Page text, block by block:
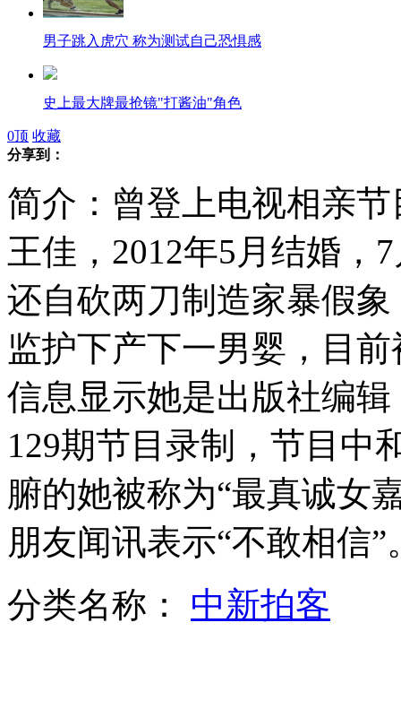
男子跳入虎穴 称为测试自己恐惧感
史上最大牌最抢镜"打酱油"角色
凯特王妃首幅宫廷画像惹争议
揭阳市借孤儿应付检查:不负责任
网友自创大雾版<北京北京>爆红
山西运城恶犬咬伤多人 警民合力深夜将其击毙
女孩北京地铁殴打老人 痛下狠手拳打脚踢
0顶 收藏
分享到：
简介：曾登上电视相亲
王佳，2012年5月结婚，
还自砍两刀制造家暴假
监护下产下一男婴，目
信息显示她是出版社编
129期节目录制，节目中
腑的她被称为“最真诚女
朋友闻讯表示“不敢相信”
分类名称： 中新拍客